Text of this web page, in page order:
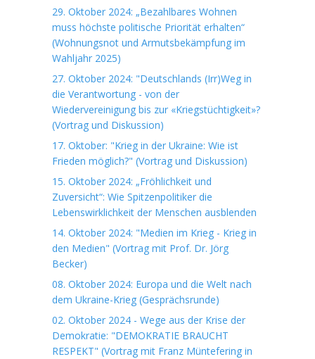
29. Oktober 2024: „Bezahlbares Wohnen
muss höchste politische Priorität erhalten“
(Wohnungsnot und Armutsbekämpfung im
Wahljahr 2025)
27. Oktober 2024: "Deutschlands (Irr)Weg in
die Verantwortung - von der
Wiedervereinigung bis zur «Kriegstüchtigkeit»?
(Vortrag und Diskussion)
17. Oktober: "Krieg in der Ukraine: Wie ist
Frieden möglich?" (Vortrag und Diskussion)
15. Oktober 2024: „Fröhlichkeit und
Zuversicht“: Wie Spitzenpolitiker die
Lebenswirklichkeit der Menschen ausblenden
14. Oktober 2024: "Medien im Krieg - Krieg in
den Medien" (Vortrag mit Prof. Dr. Jörg
Becker)
08. Oktober 2024: Europa und die Welt nach
dem Ukraine-Krieg (Gesprächsrunde)
02. Oktober 2024 - Wege aus der Krise der
Demokratie: "DEMOKRATIE BRAUCHT
RESPEKT" (Vortrag mit Franz Müntefering in